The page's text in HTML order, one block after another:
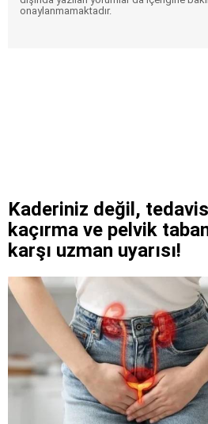
onaylanmamaktadır.
Kaderiniz değil,
kaçırma ve pelvik
karşı uzman uyarısı!